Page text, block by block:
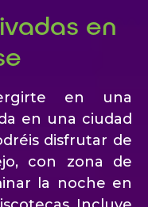
en
en una
en una ciudad
disfrutar de
con zona de
la noche en